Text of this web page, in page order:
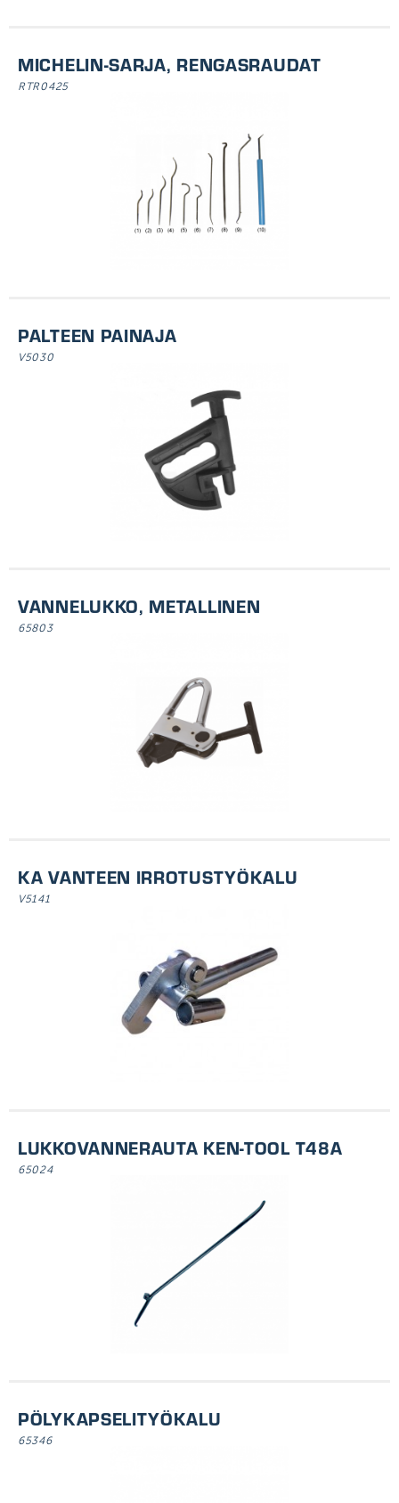
MICHELIN-SARJA, RENGASRAUDAT
RTR0425
PALTEEN PAINAJA
V5030
VANNELUKKO, METALLINEN
65803
KA VANTEEN IRROTUSTYÖKALU
V5141
LUKKOVANNERAUTA KEN-TOOL T48A
65024
PÖLYKAPSELITYÖKALU
65346